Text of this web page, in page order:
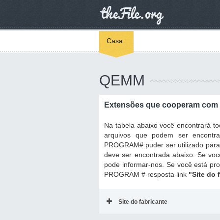
Casa
QEMM
Extensões que cooperam com
Na tabela abaixo você encontrará
arquivos que podem ser
PROGRAM# puder ser utilizado
deve ser encontrada abaixo. Se
pode informar-nos. Se você está
PROGRAM # resposta link "Site do
Site do fabricante